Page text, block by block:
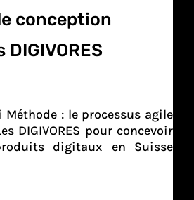
conception
Méthode : le processus agile
DIGIVORES pour concevoir
digitaux en Suisse